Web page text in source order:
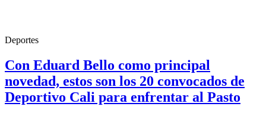
Deportes
Con Eduard Bello como principal
novedad, estos son los 20 convocados de
Deportivo Cali para enfrentar al Pasto